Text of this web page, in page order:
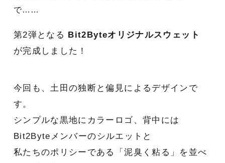
で……
第2弾となる Bit2Byteオリジナルスウェット
が完成しました！
今回も、土田の独断と偏見によるデザインで
す。
シンプルな黒地にカラーロゴ、背中には
Bit2Byteメンバーのシルエットと
私たちのポリシーである「泥臭く粘る」を並べ